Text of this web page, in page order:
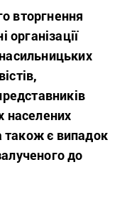
вторгнення
організації
населених
також є випадок
до